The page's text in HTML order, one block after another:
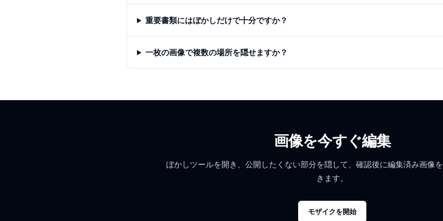
重要書類にはぼかしだけで十分ですか？
一枚の画像で複数の場所を隠せますか？
画像を今すぐ編集
ぼかしツールを開き、公開したくない部分を隠して、確認後に編集済み画像
きます。
モザイクを開始